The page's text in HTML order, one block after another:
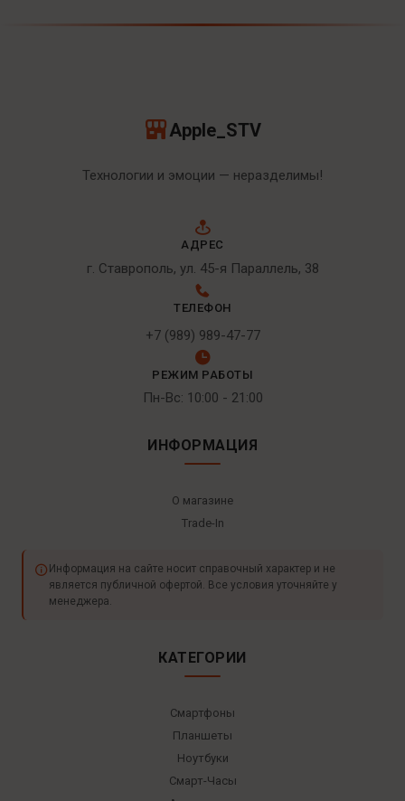
Apple_STV
Технологии и эмоции — неразделимы!
АДРЕС
г. Ставрополь, ул. 45-я Параллель, 38
ТЕЛЕФОН
+7 (989) 989-47-77
РЕЖИМ РАБОТЫ
Пн-Вс: 10:00 - 21:00
ИНФОРМАЦИЯ
О магазине
Trade-In
Информация на сайте носит справочный характер и не
является публичной офертой. Все условия уточняйте у
менеджера.
КАТЕГОРИИ
Смартфоны
Планшеты
Ноутбуки
Смарт-Часы